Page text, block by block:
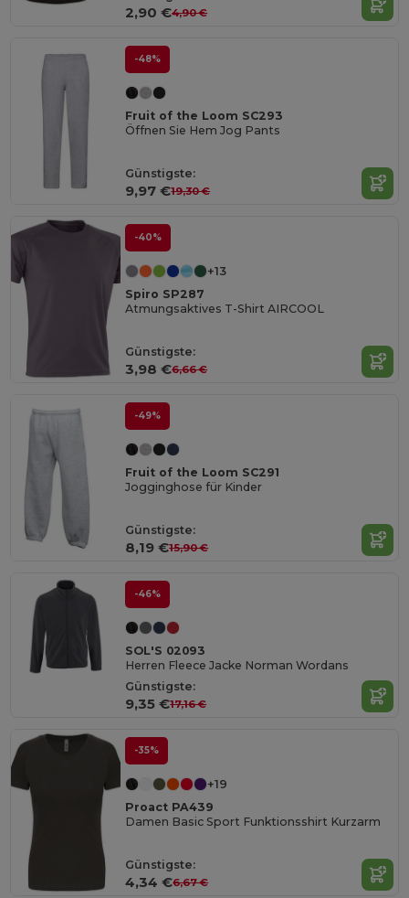
2,90 €4,90 €
-48%
Fruit of the Loom SC293
Öffnen Sie Hem Jog Pants
Günstigste:
9,97 €19,30 €
-40%
+13
Spiro SP287
Atmungsaktives T-Shirt AIRCOOL
Günstigste:
3,98 €6,66 €
-49%
Fruit of the Loom SC291
Jogginghose für Kinder
Günstigste:
8,19 €15,90 €
-46%
SOL'S 02093
Herren Fleece Jacke Norman Wordans
Günstigste:
9,35 €17,16 €
-35%
+19
Proact PA439
Damen Basic Sport Funktionsshirt Kurzarm
Günstigste:
4,34 €6,67 €